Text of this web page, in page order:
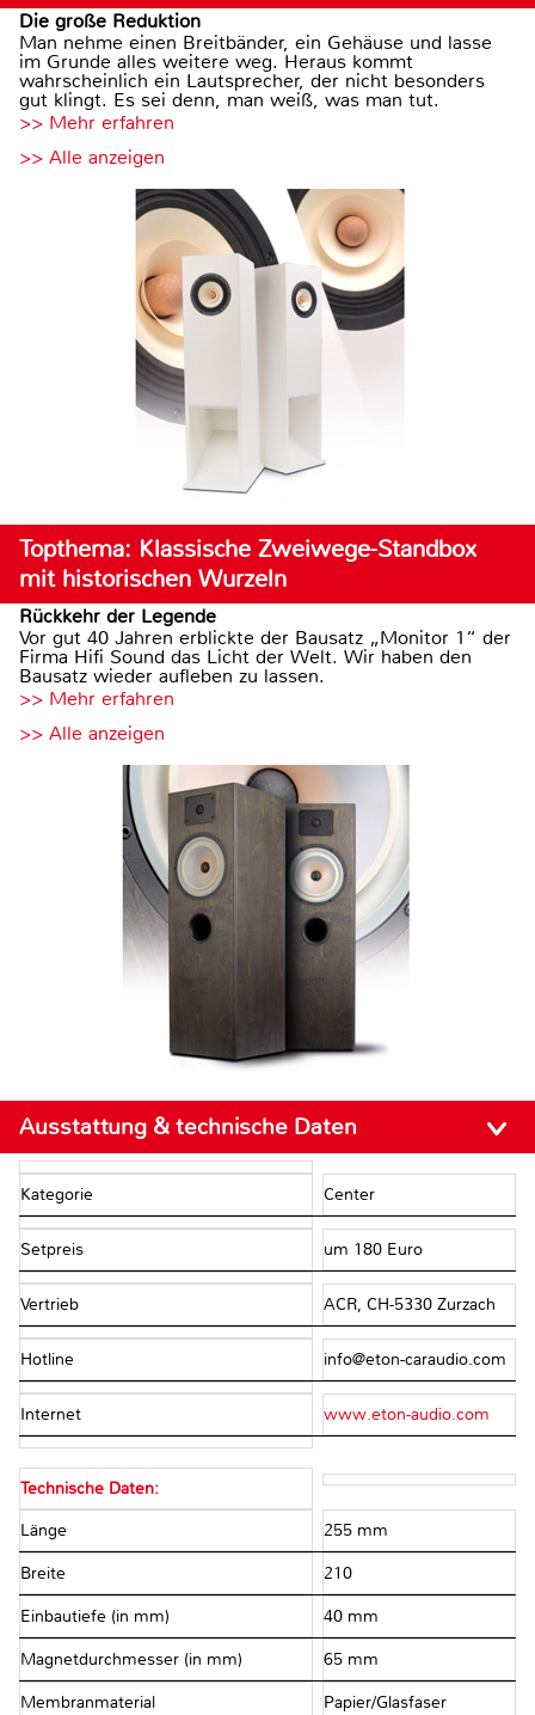
Die große Reduktion
Man nehme einen Breitbänder, ein Gehäuse und lasse
im Grunde alles weitere weg. Heraus kommt
wahrscheinlich ein Lautsprecher, der nicht besonders
gut klingt. Es sei denn, man weiß, was man tut.
>> Mehr erfahren
>> Alle anzeigen
Topthema: Klassische Zweiwege-Standbox
mit historischen Wurzeln
Rückkehr der Legende
Vor gut 40 Jahren erblickte der Bausatz „Monitor 1“ der
Firma Hifi Sound das Licht der Welt. Wir haben den
Bausatz wieder aufleben zu lassen.
>> Mehr erfahren
>> Alle anzeigen
Ausstattung & technische Daten
Kategorie Center
Setpreis um 180 Euro
Vertrieb ACR, CH-5330 Zurzach
Hotline info@eton-caraudio.com
Internet www.eton-audio.com
Technische Daten:
Länge 255 mm
Breite 210
Einbautiefe (in mm) 40 mm
Magnetdurchmesser (in mm) 65 mm
Membranmaterial Papier/Glasfaser